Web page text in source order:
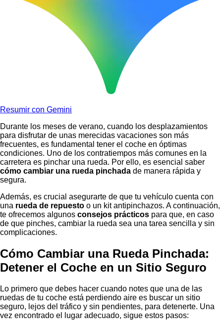
Resumir con Gemini
Durante los meses de verano, cuando los desplazamientos
para disfrutar de unas merecidas vacaciones son más
frecuentes, es fundamental tener el coche en óptimas
condiciones. Uno de los contratiempos más comunes en la
carretera es pinchar una rueda. Por ello, es esencial saber
cómo cambiar una rueda pinchada de manera rápida y
segura.
Además, es crucial asegurarte de que tu vehículo cuenta con
una rueda de repuesto o un kit antipinchazos. A continuación,
te ofrecemos algunos consejos prácticos para que, en caso
de que pinches, cambiar la rueda sea una tarea sencilla y sin
complicaciones.
Cómo Cambiar una Rueda Pinchada:
Detener el Coche en un Sitio Seguro
Lo primero que debes hacer cuando notes que una de las
ruedas de tu coche está perdiendo aire es buscar un sitio
seguro, lejos del tráfico y sin pendientes, para detenerte. Una
vez encontrado el lugar adecuado, sigue estos pasos: